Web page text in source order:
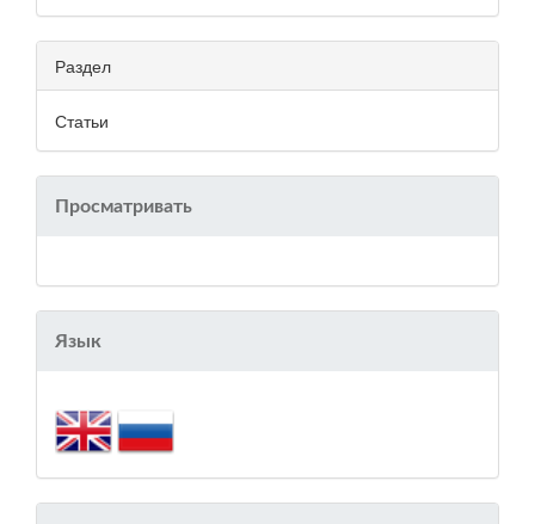
Раздел
Статьи
Просматривать
Язык